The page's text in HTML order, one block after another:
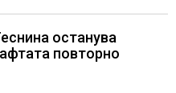
останува
повторно